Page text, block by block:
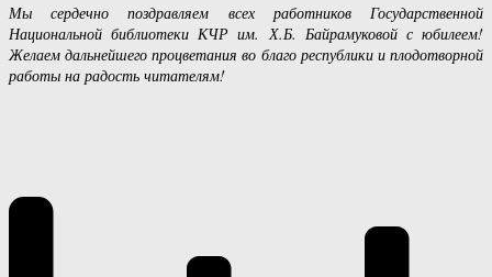
Мы сердечно поздравляем всех работников Государственной
Национальной библиотеки КЧР им. Х.Б. Байрамуковой с юбилеем!
Желаем дальнейшего процветания во благо республики и плодотворной
работы на радость читателям!